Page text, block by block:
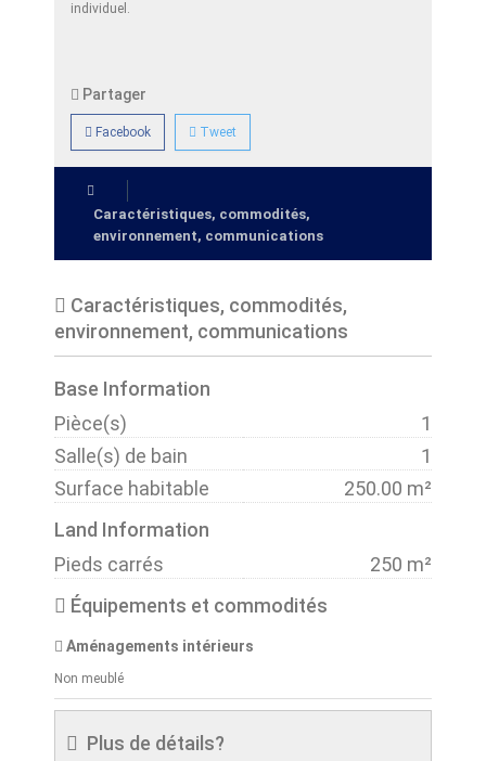
individuel.
Partager
Facebook Tweet
Caractéristiques, commodités,
environnement, communications
Caractéristiques, commodités,
environnement, communications
Base Information
Pièce(s)
1
Salle(s) de bain
1
Surface habitable
250.00 m²
Land Information
Pieds carrés
250 m²
Équipements et commodités
Aménagements intérieurs
Non meublé
Plus de détails?